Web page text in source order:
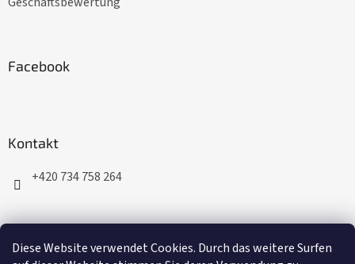
Diese Website verwendet Cookies. Durch das weitere Surfen
Facebook
Kontakt
+420 734 758 264